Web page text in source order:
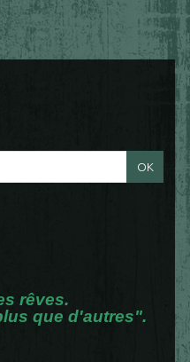
rêves.
que d'autres".